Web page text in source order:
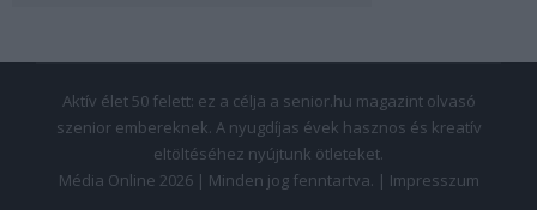
Aktív élet 50 felett: ez a célja a senior.hu magazint olvasó
szenior embereknek. A nyugdíjas évek hasznos és kreatív
eltöltéséhez nyújtunk ötleteket.
Média Online 2026 | Minden jog fenntartva. | Impresszum